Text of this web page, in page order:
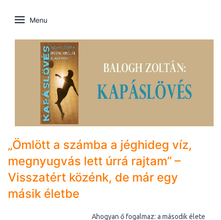
Menu
„Ömlött a számba a jéghideg víz,
megnyugvás lett úrrá rajtam” –
Visszatért közénk, de már egy
másik életbe
Ahogyan ő fogalmaz: a második élete